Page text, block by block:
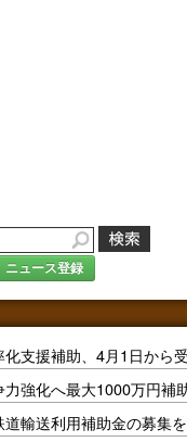
ニュース登録
支援補助、4月1日から
強化へ最大1000万円補
輸送利用補助金の募集